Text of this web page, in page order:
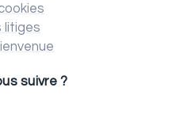
litiges
suivre ?